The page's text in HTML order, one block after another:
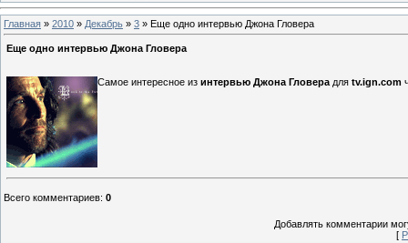
Главная » 2010 » Декабрь » 3 » Еще одно интервью Джона Гловера
Еще одно интервью Джона Гловера
Самое интересное из интервью Джона Гловера для tv.ign.com
Всего комментариев: 0
Добавлять комментарии
[